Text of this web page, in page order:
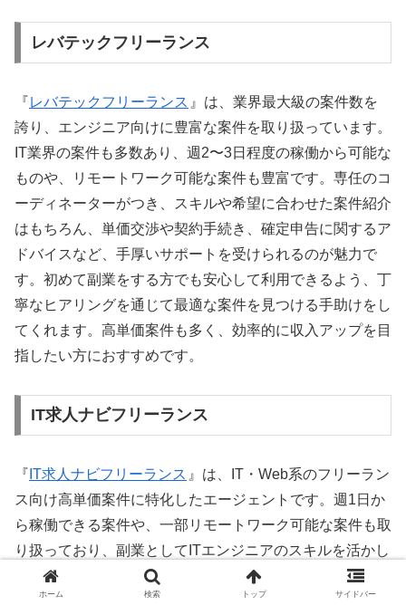
レバテックフリーランス
『レバテックフリーランス 』は、業界最大級の案件数を
誇り、エンジニア向けに豊富な案件を取り扱っています。
IT業界の案件も多数あり、週2〜3日程度の稼働から可能な
ものや、リモートワーク可能な案件も豊富です。専任のコ
ーディネーターがつき、スキルや希望に合わせた案件紹介
はもちろん、単価交渉や契約手続き、確定申告に関するア
ドバイスなど、手厚いサポートを受けられるのが魅力で
す。初めて副業をする方でも安心して利用できるよう、丁
寧なヒアリングを通じて最適な案件を見つける手助けをし
てくれます。高単価案件も多く、効率的に収入アップを目
指したい方におすすめです。
IT求人ナビフリーランス
『 IT求人ナビフリーランス 』は、IT・Web系のフリーラン
ス向け高単価案件に特化したエージェントです。週1日か
ら稼働できる案件や、一部リモートワーク可能な案件も取
り扱っており、副業としてITエンジニアのスキルを活かし
たい方に適しています。大手企業や有名ベンチャー企業の
案件が多く、最先端技術に触れる機会も豊富です。経験豊
ホーム 検索 トップ サイドバー